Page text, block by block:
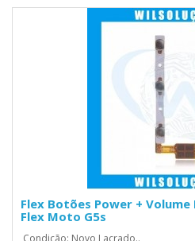
Flex Botões Power +
Flex Moto G5s
Condição: Novo Lacrado..